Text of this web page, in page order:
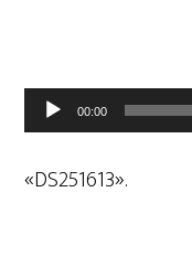
Reproductor
de
audio
00:00
«DS251613».